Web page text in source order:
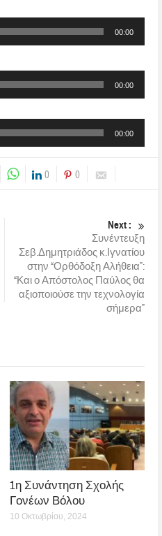
00:00
00:00
00:00
0 0
Next :
Συνέντευξη
Σεβ.Δημητριάδος κ.Ιγνατίου
στην “Ορθόδοξη Αλήθεια”:
“Και ο Απόστολος Παύλος θα
αξιοποιούσε την τεχνολογία
σήμερα”
1η Συνάντηση Σχολής
Γονέων Βόλου
10 Οκτωβρίου, 2024